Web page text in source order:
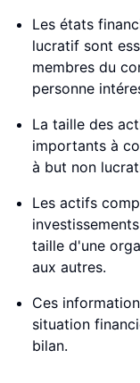
Les états
lucratif sont
membres du
personne
La taille des
importants à
à but non
Les actifs
taille d'une
aux autres.
Ces
situation
bilan.